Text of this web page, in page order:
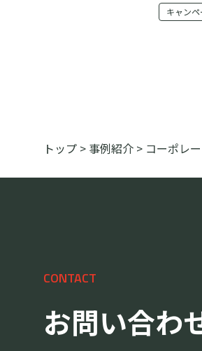
キャンペ
トップ > 事例紹介 > コーポレ
CONTACT
お問い合わ